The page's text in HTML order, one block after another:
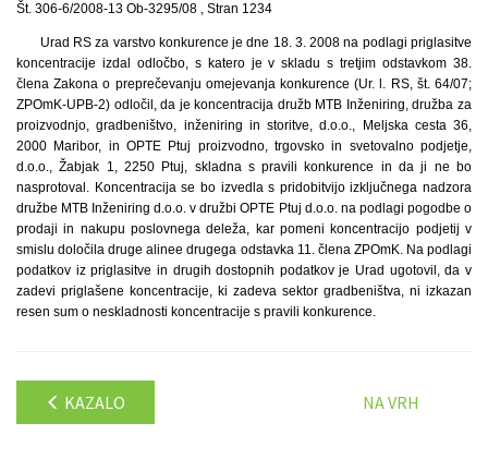
Št. 306-6/2008-13 Ob-3295/08 , Stran 1234
Urad RS za varstvo konkurence je dne 18. 3. 2008 na podlagi priglasitve
koncentracije izdal odločbo, s katero je v skladu s tretjim odstavkom 38.
člena Zakona o preprečevanju omejevanja konkurence (Ur. l. RS, št. 64/07;
ZPOmK-UPB-2) odločil, da je koncentracija družb MTB Inženiring, družba za
proizvodnjo, gradbeništvo, inženiring in storitve, d.o.o., Meljska cesta 36,
2000 Maribor, in OPTE Ptuj proizvodno, trgovsko in svetovalno podjetje,
d.o.o., Žabjak 1, 2250 Ptuj, skladna s pravili konkurence in da ji ne bo
nasprotoval. Koncentracija se bo izvedla s pridobitvijo izključnega nadzora
družbe MTB Inženiring d.o.o. v družbi OPTE Ptuj d.o.o. na podlagi pogodbe o
prodaji in nakupu poslovnega deleža, kar pomeni koncentracijo podjetij v
smislu določila druge alinee drugega odstavka 11. člena ZPOmK. Na podlagi
podatkov iz priglasitve in drugih dostopnih podatkov je Urad ugotovil, da v
zadevi priglašene koncentracije, ki zadeva sektor gradbeništva, ni izkazan
resen sum o neskladnosti koncentracije s pravili konkurence.
KAZALO NA VRH